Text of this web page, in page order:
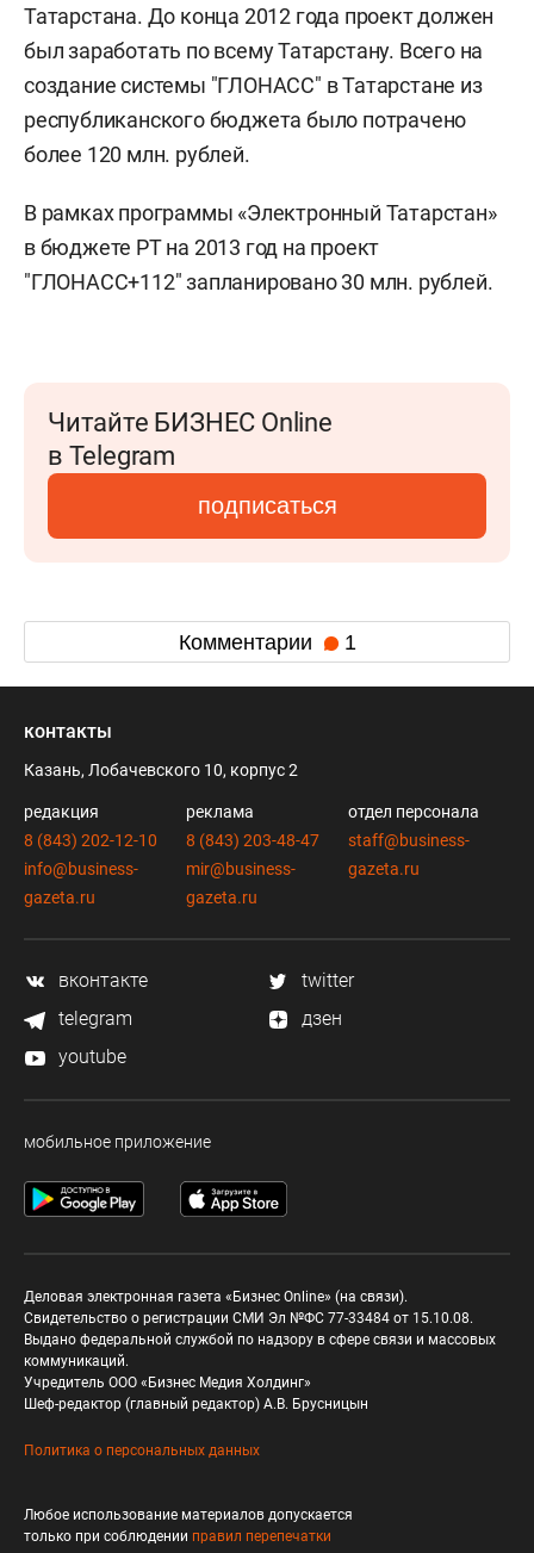
Татарстана. До конца 2012 года проект должен
был заработать по всему Татарстану. Всего на
создание системы "ГЛОНАСС" в Татарстане из
республиканского бюджета было потрачено
более 120 млн. рублей.
В рамках программы «Электронный Татарстан»
в бюджете РТ на 2013 год на проект
"ГЛОНАСС+112" запланировано 30 млн. рублей.
Читайте БИЗНЕС Online
в Telegram
подписаться
Комментарии 1
контакты
Казань, Лобачевского 10, корпус 2
редакция
8 (843) 202-12-10
info@business-
gazeta.ru
реклама
8 (843) 203-48-47
mir@business-
gazeta.ru
отдел персонала
staff@business-
gazeta.ru
вконтакте
twitter
telegram
дзен
youtube
мобильное приложение
Деловая электронная газета «Бизнес Online» (на связи).
Свидетельство о регистрации СМИ Эл №ФС 77-33484 от 15.10.08.
Выдано федеральной службой по надзору в сфере связи и массовых
коммуникаций.
Учредитель ООО «Бизнес Медия Холдинг»
Шеф-редактор (главный редактор) А.В. Брусницын
Политика о персональных данных
Любое использование материалов допускается
только при соблюдении правил перепечатки